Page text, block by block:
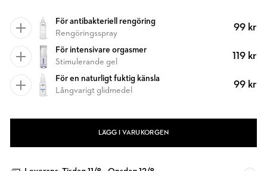
För antibakteriell rengöring
Rengöringsspray
99 kr
För intensivare orgasmer
Stimulerande gel
119 kr
För en naturligt fuktig känsla
Långvarigt glidmedel
99 kr
LÄGG I VARUKORGEN